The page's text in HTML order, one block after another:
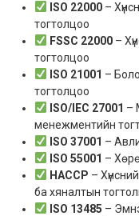
ISO 22000 –
тогтолцоо
FSSC 22000 –
тогтолцоо
ISO 21001 –
тогтолцоо
ISO/IEC 27001 –
менежментийн
ISO 37001 –
ISO 55001 –
HACCP –
ба хяналтын
ISO 13485 –